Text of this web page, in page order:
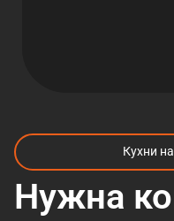
Кухни
Нужна